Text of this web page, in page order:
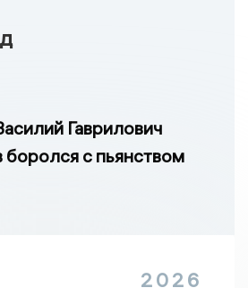
Гаврилович
с пьянством
2026